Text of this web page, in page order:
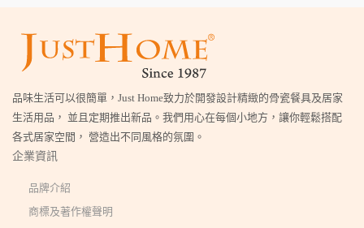
品味生活可以很簡單，Just Home致力於開發設計精緻的骨瓷餐具及居家
生活用品， 並且定期推出新品。我們用心在每個小地方，讓你輕鬆搭配
各式居家空間， 營造出不同風格的氛圍。
企業資訊
品牌介紹
商標及著作權聲明